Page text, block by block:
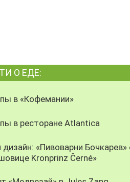
О ЕДЕ:
в «Кофемании»
в ресторане Atlantica
«Пивоварни
Kronprinz Černé»